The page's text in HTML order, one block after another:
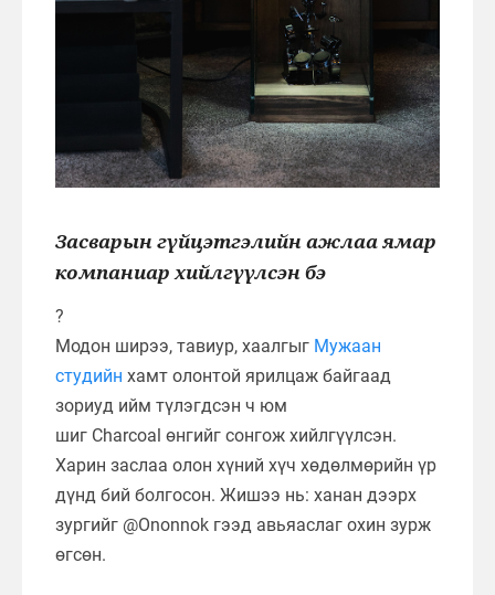
Засварын гүйцэтгэлийн ажлаа ямар
компаниар хийлгүүлсэн бэ
?
Модон ширээ, тавиур, хаалгыг Мужаан
студийн хамт олонтой ярилцаж байгаад
зориуд ийм түлэгдсэн ч юм
шиг Charcoal өнгийг сонгож хийлгүүлсэн.
Харин заслаа олон хүний хүч хөдөлмөрийн үр
дүнд бий болгосон. Жишээ нь: ханан дээрх
зургийг @Ononnok гээд авьяаслаг охин зурж
өгсөн.